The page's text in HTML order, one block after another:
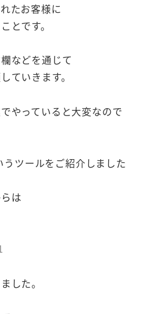
たお客様に
とです。
などを通じて
ていきます。
やっていると大変なので
ツールをご紹介しました
は
した。